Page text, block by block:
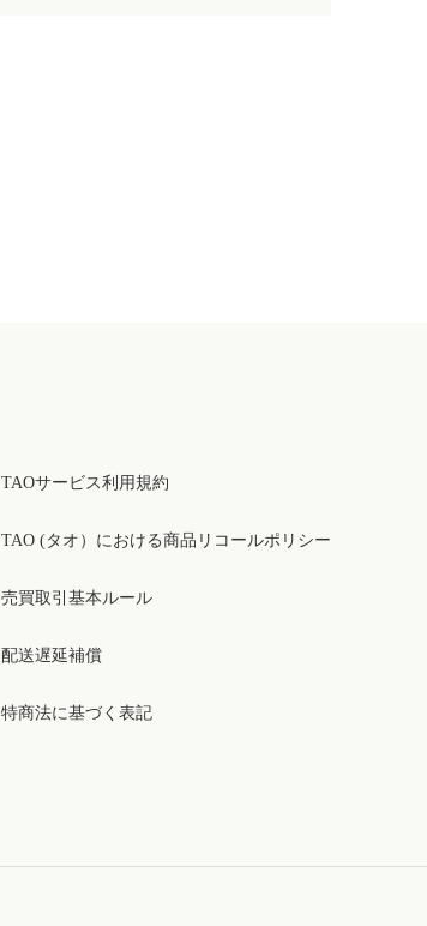
TAOサービス利用規約
TAO (タオ）における商品リコールポリシー
売買取引基本ルール
配送遅延補償
特商法に基づく表記